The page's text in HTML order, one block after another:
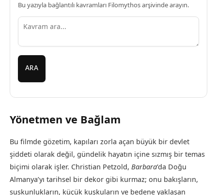
Bu yazıyla bağlantılı kavramları Filomythos arşivinde arayın.
ARA
Yönetmen ve Bağlam
Bu filmde gözetim, kapıları zorla açan büyük bir devlet
şiddeti olarak değil, gündelik hayatın içine sızmış bir temas
biçimi olarak işler. Christian Petzold, Barbara’da Doğu
Almanya’yı tarihsel bir dekor gibi kurmaz; onu bakışların,
suskunlukların, küçük kuşkuların ve bedene yaklaşan